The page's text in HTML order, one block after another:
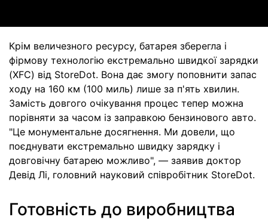
Крім величезного ресурсу, батарея зберегла і
фірмову технологію екстремально швидкої зарядки
(XFC) від StoreDot. Вона дає змогу поповнити запас
ходу на 160 км (100 миль) лише за п'ять хвилин.
Замість довгого очікування процес тепер можна
порівняти за часом із заправкою бензинового авто.
"Це монументальне досягнення. Ми довели, що
поєднувати екстремально швидку зарядку і
довговічну батарею можливо", — заявив доктор
Девід Лі, головний науковий співробітник StoreDot.
Готовність до виробництва